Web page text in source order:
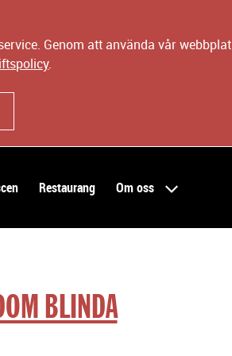
Genom att använda vår
.
Restaurang Om oss
BLINDA